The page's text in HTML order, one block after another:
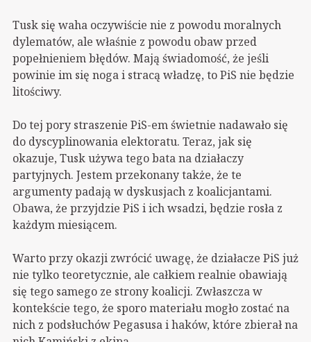
Tusk się waha oczywiście nie z powodu moralnych
dylematów, ale właśnie z powodu obaw przed
popełnieniem błędów. Mają świadomość, że jeśli
powinie im się noga i stracą władzę, to PiS nie będzie
litościwy.
Do tej pory straszenie PiS-em świetnie nadawało się
do dyscyplinowania elektoratu. Teraz, jak się
okazuje, Tusk używa tego bata na działaczy
partyjnych. Jestem przekonany także, że te
argumenty padają w dyskusjach z koalicjantami.
Obawa, że przyjdzie PiS i ich wsadzi, będzie rosła z
każdym miesiącem.
Warto przy okazji zwrócić uwagę, że działacze PiS już
nie tylko teoretycznie, ale całkiem realnie obawiają
się tego samego ze strony koalicji. Zwłaszcza w
kontekście tego, że sporo materiału mogło zostać na
nich z podsłuchów Pegasusa i haków, które zbierał na